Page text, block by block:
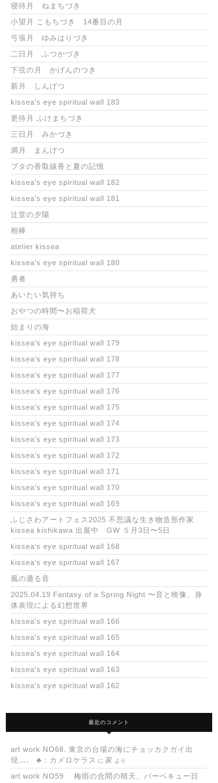
寝待月 ねまちづき
小望月 こもちづき 14番目の月
弓張月 ゆみはりづき
二日月 ふつかづき
下弦の月 かげんのつき
新月 しんげつ
kissea’s eye spiritual wall 183
更待月 ふけまちづき
三日月 みかづき
満月 まんげつ
ブタの香取線香と夏の記憶
kissea’s eye spiritual wall 182
kissea’s eye spiritual wall 181
辻堂の夕陽
相棒
atelier kissea
kissea’s eye spiritual wall 180
勇者
あいたい気持ち
おやつの時間〜お稲荷犬
始まりの海
kissea’s eye spiritual wall 179
kissea’s eye spiritual wall 178
kissea’s eye spiritual wall 177
kissea’s eye spiritual wall 176
kissea’s eye spiritual wall 175
kissea’s eye spiritual wall 174
kissea’s eye spiritual wall 173
kissea’s eye spiritual wall 172
kissea’s eye spiritual wall 171
kissea’s eye spiritual wall 170
kissea’s eye spiritual wall 169
ふじさわアートフェス2025 不思議な生き物造形作家
kissea kishikawa 出展中 GW ５月3日〜5日
kissea’s eye spiritual wall 168
kissea’s eye spiritual wall 167
風の通る音
2025.04.19 Fantasy of a Spring Night 〜音と映像、身
体表現による幻想世界
kissea’s eye spiritual wall 166
kissea’s eye spiritual wall 165
kissea’s eye spiritual wall 164
kissea’s eye spiritual wall 163
kissea’s eye spiritual wall 162
最近のコメント
art work NO68. 東京の台場の海にチョッカクガイ出
現…. ♣：カメロケラス に 家 より
art work NO59 梅雨の合間の晴天、バーベキュー日